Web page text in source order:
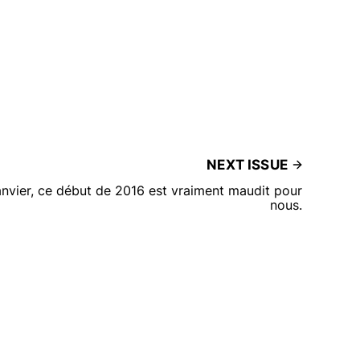
NEXT ISSUE
ce début de 2016 est vraiment maudit pour
nous.